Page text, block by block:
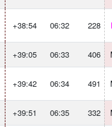
+38:54 06:32 228
+39:05 06:33 406
+39:42 06:34 491
+39:51 06:35 332